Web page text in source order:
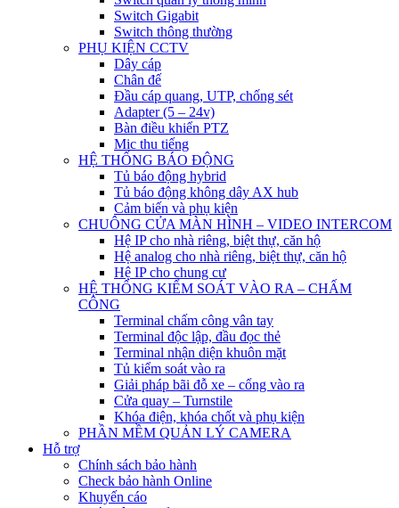
Switch Gigabit
Switch thông thường
PHỤ KIỆN CCTV
Dây cáp
Chân đế
Đầu cáp quang, UTP, chống sét
Adapter (5 – 24v)
Bàn điều khiển PTZ
Mic thu tiếng
HỆ THỐNG BÁO ĐỘNG
Tủ báo động hybrid
Tủ báo động không dây AX hub
Cảm biến và phụ kiện
CHUÔNG CỬA MÀN HÌNH – VIDEO INTERCOM
Hệ IP cho nhà riêng, biệt thự, căn hộ
Hệ analog cho nhà riêng, biệt thự, căn hộ
Hệ IP cho chung cư
HỆ THỐNG KIỂM SOÁT VÀO RA – CHẤM
CÔNG
Terminal chấm công vân tay
Terminal độc lập, đầu đọc thẻ
Terminal nhận diện khuôn mặt
Tủ kiểm soát vào ra
Giải pháp bãi đỗ xe – cổng vào ra
Cửa quay – Turnstile
Khóa điện, khóa chốt và phụ kiện
PHẦN MỀM QUẢN LÝ CAMERA
Hỗ trợ
Chính sách bảo hành
Check bảo hành Online
Khuyến cáo